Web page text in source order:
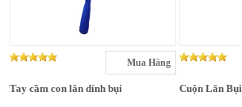
Mua Hàng
Tay cầm con lăn dính bụi Cuộn Lăn Bụi